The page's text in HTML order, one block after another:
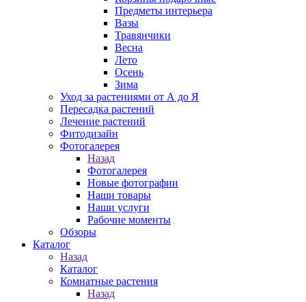
Предметы интерьера
Вазы
Травянчики
Весна
Лето
Осень
Зима
Уход за растениями от А до Я
Пересадка растений
Лечение растений
Фитодизайн
Фотогалерея
Назад
Фотогалерея
Новые фотографии
Наши товары
Наши услуги
Рабочие моменты
Обзоры
Каталог
Назад
Каталог
Комнатные растения
Назад